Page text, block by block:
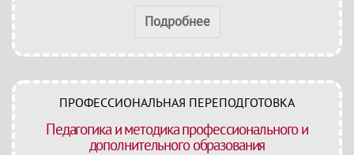
Подробнее
ПРОФЕССИОНАЛЬНАЯ ПЕРЕПОДГОТОВКА
Педагогика и методика профессионального и
дополнительного образования